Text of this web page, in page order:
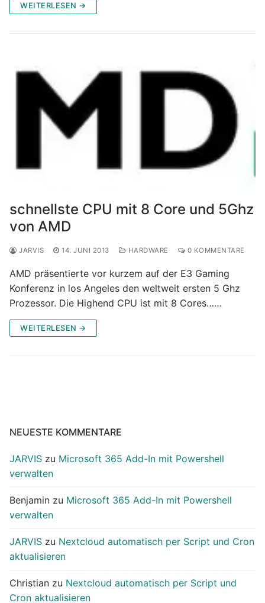
WEITERLESEN →
schnellste CPU mit 8 Core und 5Ghz
von AMD
JARVIS 14. JUNI 2013 HARDWARE 0 KOMMENTARE
AMD präsentierte vor kurzem auf der E3 Gaming
Konferenz in los Angeles den weltweit ersten 5 Ghz
Prozessor. Die Highend CPU ist mit 8 Cores……
WEITERLESEN →
NEUESTE KOMMENTARE
JARVIS zu Microsoft 365 Add-In mit Powershell
verwalten
Benjamin zu Microsoft 365 Add-In mit Powershell
verwalten
JARVIS zu Nextcloud automatisch per Script und Cron
aktualisieren
Christian zu Nextcloud automatisch per Script und
Cron aktualisieren